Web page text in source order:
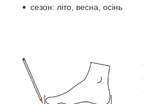
сезон: літо, весна, осінь